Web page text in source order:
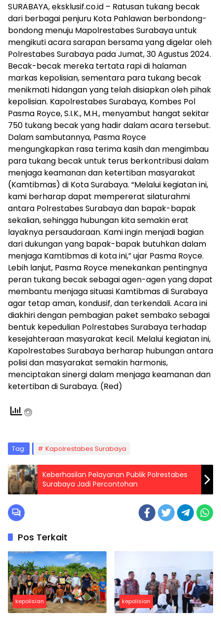
SURABAYA, eksklusif.co.id – Ratusan tukang becak
dari berbagai penjuru Kota Pahlawan berbondong-
bondong menuju Mapolrestabes Surabaya untuk
mengikuti acara sarapan bersama yang digelar oleh
Polrestabes Surabaya pada Jumat, 30 Agustus 2024.
Becak-becak mereka tertata rapi di halaman
markas kepolisian, sementara para tukang becak
menikmati hidangan yang telah disiapkan oleh pihak
kepolisian. Kapolrestabes Surabaya, Kombes Pol
Pasma Royce, S.I.K., M.H., menyambut hangat sekitar
750 tukang becak yang hadir dalam acara tersebut.
Dalam sambutannya, Pasma Royce
mengungkapkan rasa terima kasih dan mengimbau
para tukang becak untuk terus berkontribusi dalam
menjaga keamanan dan ketertiban masyarakat
(Kamtibmas) di Kota Surabaya. “Melalui kegiatan ini,
kami berharap dapat mempererat silaturahmi
antara Polrestabes Surabaya dan bapak-bapak
sekalian, sehingga hubungan kita semakin erat
layaknya persaudaraan. Kami ingin menjadi bagian
dari dukungan yang bapak-bapak butuhkan dalam
menjaga Kamtibmas di kota ini,” ujar Pasma Royce.
Lebih lanjut, Pasma Royce menekankan pentingnya
peran tukang becak sebagai agen-agen yang dapat
membantu menjaga situasi Kamtibmas di Surabaya
agar tetap aman, kondusif, dan terkendali. Acara ini
diakhiri dengan pembagian paket sembako sebagai
bentuk kepedulian Polrestabes Surabaya terhadap
kesejahteraan masyarakat kecil. Melalui kegiatan ini,
Kapolrestabes Surabaya berharap hubungan antara
polisi dan masyarakat semakin harmonis,
menciptakan sinergi dalam menjaga keamanan dan
ketertiban di Surabaya. (Red)
Tag: Kapolrestabes Surabaya
Keberhasilan Pelayanan Publik Polrestabes
Surabaya Jadi Percontohan
Pos Terkait
kepolisian kepolisian